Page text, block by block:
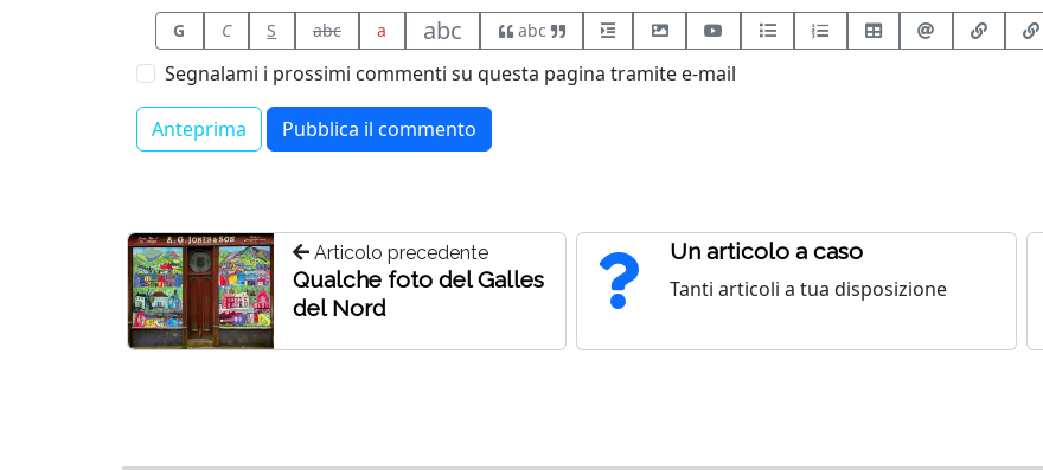
G C S abc a abc abc
Segnalami i prossimi commenti su questa pagina tramite e-mail
Articolo precedente
Qualche foto del Galles
del Nord
Un articolo a caso
Tanti articoli a tua disposizione